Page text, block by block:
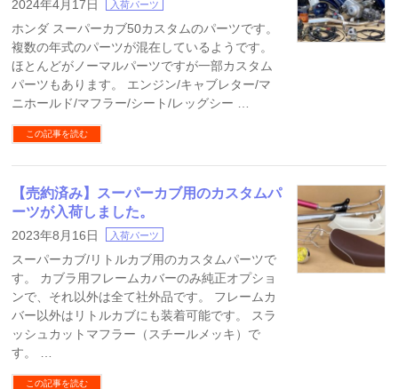
2024年4月17日 入荷パーツ
ホンダ スーパーカブ50カスタムのパーツです。
複数の年式のパーツが混在しているようです。
ほとんどがノーマルパーツですが一部カスタム
パーツもあります。 エンジン/キャブレター/マ
ニホールド/マフラー/シート/レッグシー …
この記事を読む
【売約済み】スーパーカブ用のカスタムパ
ーツが入荷しました。
2023年8月16日 入荷パーツ
スーパーカブ/リトルカブ用のカスタムパーツで
す。 カブラ用フレームカバーのみ純正オプショ
ンで、それ以外は全て社外品です。 フレームカ
バー以外はリトルカブにも装着可能です。 スラ
ッシュカットマフラー（スチールメッキ）で
す。 …
この記事を読む